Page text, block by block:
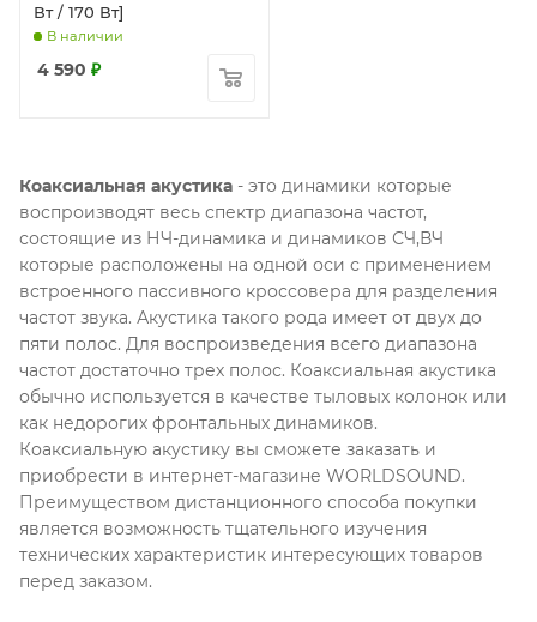
Вт / 170 Вт]
В наличии
4 590 ₽
Коаксиальная акустика - это динамики которые
воспроизводят весь спектр диапазона частот,
состоящие из НЧ-динамика и динамиков СЧ,ВЧ
которые расположены на одной оси с применением
встроенного пассивного кроссовера для разделения
частот звука. Акустика такого рода имеет от двух до
пяти полос. Для воспроизведения всего диапазона
частот достаточно трех полос. Коаксиальная акустика
обычно используется в качестве тыловых колонок или
как недорогих фронтальных динамиков.
Коаксиальную акустику вы сможете заказать и
приобрести в интернет-магазине WORLDSOUND.
Преимуществом дистанционного способа покупки
является возможность тщательного изучения
технических характеристик интересующих товаров
перед заказом.